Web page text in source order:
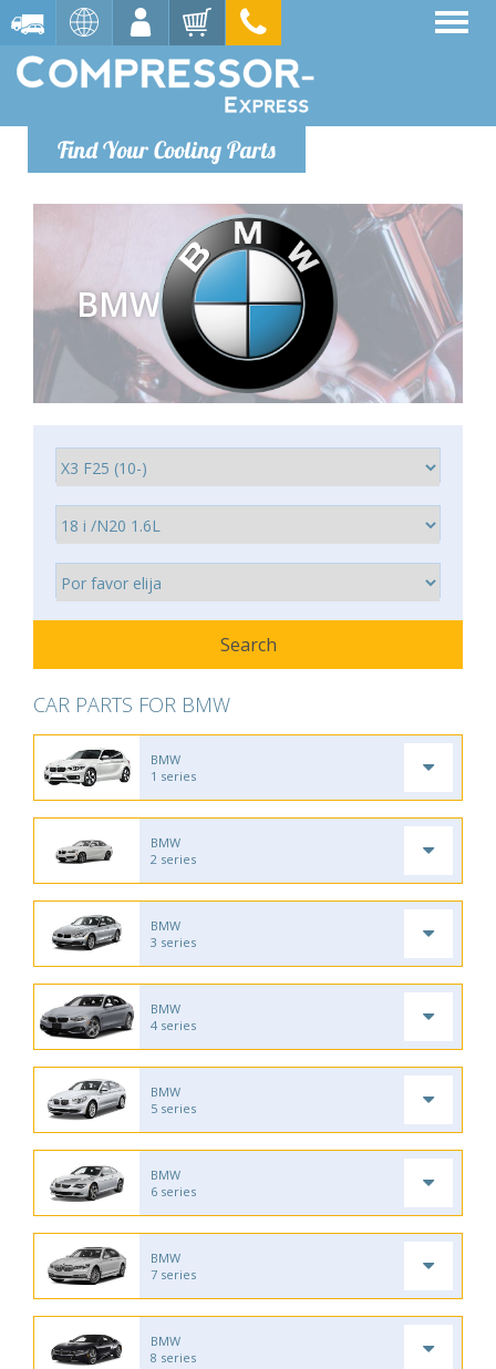
Find Your Cooling Parts
BMW
CAR PARTS FOR BMW
BMW
1 series
BMW
2 series
BMW
3 series
BMW
4 series
BMW
5 series
BMW
6 series
BMW
7 series
BMW
8 series